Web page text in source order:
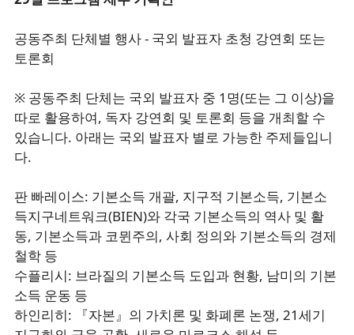
공동주최 단체별 행사 - 국외 발표자 초청 강연회 또는
토론회
※ 공동주최 단체는 국외 발표자 중 1명(또는 그 이상)을
따로 활용하여, 독자 강연회 및 토론회 등을 개최할 수
있습니다. 아래는 국외 발표자 별로 가능한 주제들입니
다.
판 빠레이스: 기본소득 개괄, 지구적 기본소득, 기본소
득지구네트워크(BIEN)와 각국 기본소득의 역사 및 활
동, 기본소득과 코뮌주의, 사회 정의와 기본소득의 경제
철학 등
수플리시: 브라질의 기본소득 도입과 현황, 남미의 기본
소득 운동 등
하인리히: 『자본』의 가치론 및 화폐론 논쟁, 21세기